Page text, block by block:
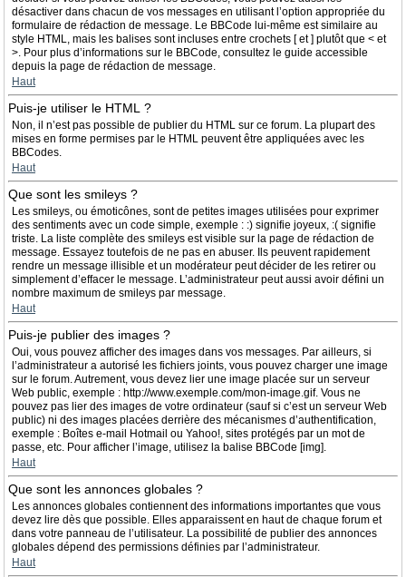
désactiver dans chacun de vos messages en utilisant l’option appropriée du
formulaire de rédaction de message. Le BBCode lui-même est similaire au
style HTML, mais les balises sont incluses entre crochets [ et ] plutôt que < et
>. Pour plus d’informations sur le BBCode, consultez le guide accessible
depuis la page de rédaction de message.
Haut
Puis-je utiliser le HTML ?
Non, il n’est pas possible de publier du HTML sur ce forum. La plupart des
mises en forme permises par le HTML peuvent être appliquées avec les
BBCodes.
Haut
Que sont les smileys ?
Les smileys, ou émoticônes, sont de petites images utilisées pour exprimer
des sentiments avec un code simple, exemple : :) signifie joyeux, :( signifie
triste. La liste complète des smileys est visible sur la page de rédaction de
message. Essayez toutefois de ne pas en abuser. Ils peuvent rapidement
rendre un message illisible et un modérateur peut décider de les retirer ou
simplement d’effacer le message. L’administrateur peut aussi avoir défini un
nombre maximum de smileys par message.
Haut
Puis-je publier des images ?
Oui, vous pouvez afficher des images dans vos messages. Par ailleurs, si
l’administrateur a autorisé les fichiers joints, vous pouvez charger une image
sur le forum. Autrement, vous devez lier une image placée sur un serveur
Web public, exemple : http://www.exemple.com/mon-image.gif. Vous ne
pouvez pas lier des images de votre ordinateur (sauf si c’est un serveur Web
public) ni des images placées derrière des mécanismes d’authentification,
exemple : Boîtes e-mail Hotmail ou Yahoo!, sites protégés par un mot de
passe, etc. Pour afficher l’image, utilisez la balise BBCode [img].
Haut
Que sont les annonces globales ?
Les annonces globales contiennent des informations importantes que vous
devez lire dès que possible. Elles apparaissent en haut de chaque forum et
dans votre panneau de l’utilisateur. La possibilité de publier des annonces
globales dépend des permissions définies par l’administrateur.
Haut